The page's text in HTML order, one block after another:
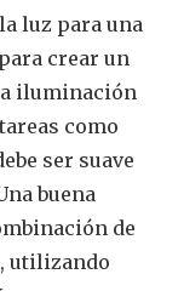
luz para una
crear un
iluminación
como
ser suave
buena
de
utilizando